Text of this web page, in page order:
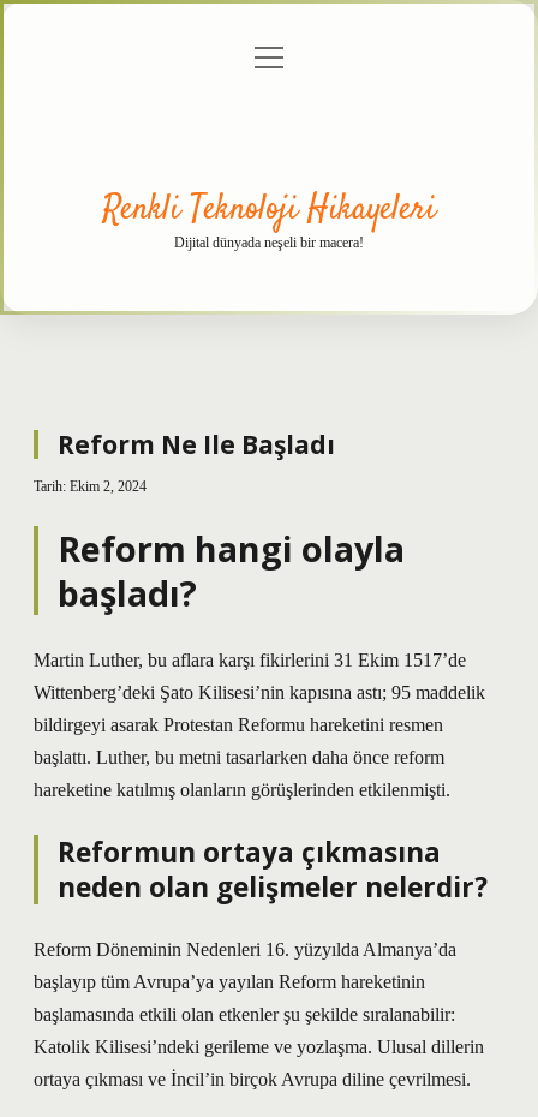
menüyü
Renkli Teknoloji Hikayeleri
Dijital dünyada neşeli bir macera!
Reform Ne Ile Başladı
Tarih: Ekim 2, 2024
Reform hangi olayla
başladı?
Martin Luther, bu aflara karşı fikirlerini 31 Ekim 1517’de
Wittenberg’deki Şato Kilisesi’nin kapısına astı; 95 maddelik
bildirgeyi asarak Protestan Reformu hareketini resmen
başlattı. Luther, bu metni tasarlarken daha önce reform
hareketine katılmış olanların görüşlerinden etkilenmişti.
Reformun ortaya çıkmasına
neden olan gelişmeler nelerdir?
Reform Döneminin Nedenleri 16. yüzyılda Almanya’da
başlayıp tüm Avrupa’ya yayılan Reform hareketinin
başlamasında etkili olan etkenler şu şekilde sıralanabilir:
Katolik Kilisesi’ndeki gerileme ve yozlaşma. Ulusal dillerin
ortaya çıkması ve İncil’in birçok Avrupa diline çevrilmesi.